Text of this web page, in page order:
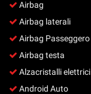
Airbag
Airbag laterali
Airbag Passeggero
Airbag testa
Alzacristalli elettrici
Android Auto
Salva
le